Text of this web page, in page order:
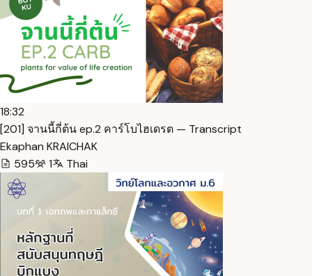
18:32
[201] จานนี้กี่ต้น ep.2 คาร์โบไฮเดรต — Transcript
Ekaphan KRAICHAK
595
1 Thai